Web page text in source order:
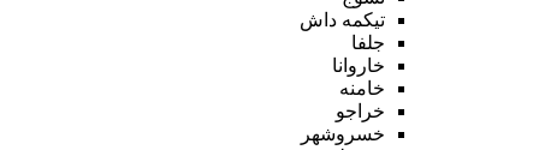
تیکمه داش
جلفا
خاروانا
خامنه
خراجو
خسروشهر